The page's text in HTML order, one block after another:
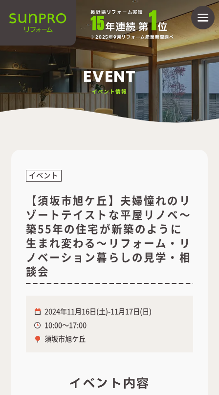
長野県リフォーム実績
15年連続 第1位
2025年9月リフォーム産業新聞調べ
EVENT
イベント情報
イベント
【須坂市旭ケ丘】夫婦憧れのリ
ゾートテイストな平屋リノベ～
築55年の住宅が新築のように
生まれ変わる～リフォーム・リ
ノベーション暮らしの見学・相
談会
2024年11月16日(土)-11月17日(日)
10:00～17:00
須坂市旭ケ丘
イベント内容